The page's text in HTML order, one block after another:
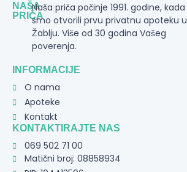
NAŠA
PRIČA
Naša priča počinje 1991. godine, kada
smo otvorili prvu privatnu apoteku u
Žablju. Više od 30 godina Vašeg
poverenja.
INFORMACIJE
O nama
Apoteke
Kontakt
KONTAKTIRAJTE NAS
069 502 71 00
Matični broj: 08858934